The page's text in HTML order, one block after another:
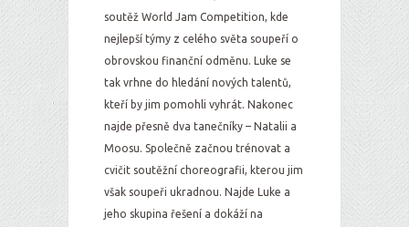
soutěž World Jam Competition, kde
nejlepší týmy z celého světa soupeří o
obrovskou finanční odměnu. Luke se
tak vrhne do hledání nových talentů,
kteří by jim pomohli vyhrát. Nakonec
najde přesně dva tanečníky – Natalii a
Moosu. Společně začnou trénovat a
cvičit soutěžní choreografii, kterou jim
však soupeři ukradnou. Najde Luke a
jeho skupina řešení a dokáží na